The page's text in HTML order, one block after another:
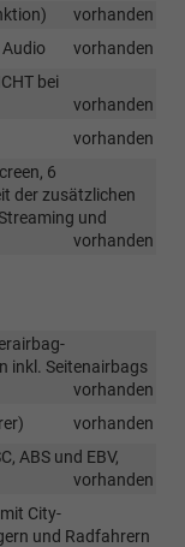
vorhanden
vorhanden
bei
vorhanden
vorhanden
6
der zusätzlichen
und
vorhanden
inkl. Seitenairbags
vorhanden
vorhanden
ABS und EBV,
vorhanden
City-
und Radfahrern